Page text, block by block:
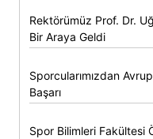
Rektörümüz Prof. Dr.
Bir Araya Geldi
Sporcularımızdan
Başarı
Spor Bilimleri Fakültesi